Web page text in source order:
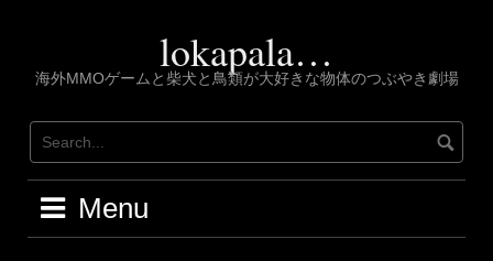
lokapala…
海外MMOゲームと柴犬と鳥類が大好きな物体のつぶやき劇場
Menu